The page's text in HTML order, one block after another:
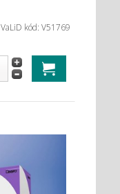
VaLiD kód: V51769